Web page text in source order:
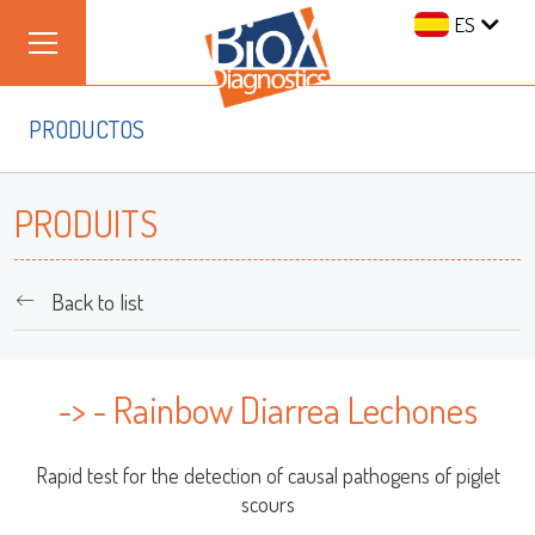
ES
PRODUCTOS
PRODUITS
Back to list
-> - Rainbow Diarrea Lechones
Rapid test for the detection of causal pathogens of piglet
scours